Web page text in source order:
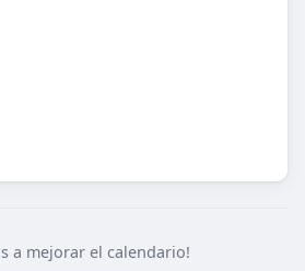
a mejorar el calendario!